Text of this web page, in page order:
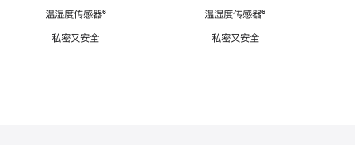
温湿度传感器脚
⁶
私密又安全
温湿度传感器脚
⁶
私密又安全